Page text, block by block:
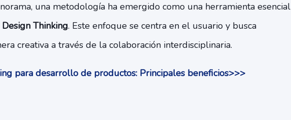
una metodología ha emergido como una herramienta esencial
Design Thinking. Este enfoque se centra en el usuario y busca
creativa a través de la colaboración interdisciplinaria.
para desarrollo de productos: Principales beneficios>>>